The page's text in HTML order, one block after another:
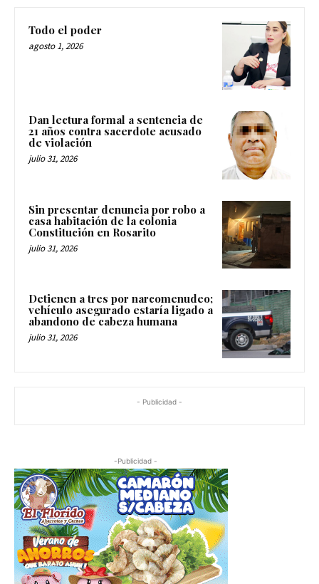
Todo el poder
agosto 1, 2026
Dan lectura formal a sentencia de
21 años contra sacerdote acusado
de violación
julio 31, 2026
Sin presentar denuncia por robo a
casa habitación de la colonia
Constitución en Rosarito
julio 31, 2026
Detienen a tres por narcomenudeo;
vehículo asegurado estaría ligado a
abandono de cabeza humana
julio 31, 2026
- Publicidad -
-Publicidad -